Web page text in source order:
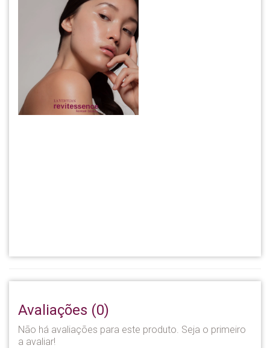
Avaliações (0)
Não há avaliações para este produto. Seja o primeiro
a avaliar!